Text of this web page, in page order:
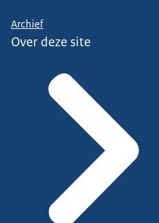
Archief
Over deze site